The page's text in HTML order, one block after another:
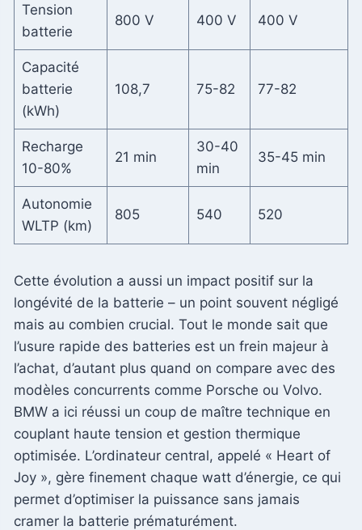
Tension
batterie
800 V 400 V 400 V
Capacité
batterie
(kWh)
108,7 75-82 77-82
Recharge
10-80%
21 min
30-40
min
35-45 min
Autonomie
WLTP (km)
805 540 520
Cette évolution a aussi un impact positif sur la
longévité de la batterie – un point souvent négligé
mais au combien crucial. Tout le monde sait que
l’usure rapide des batteries est un frein majeur à
l’achat, d’autant plus quand on compare avec des
modèles concurrents comme Porsche ou Volvo.
BMW a ici réussi un coup de maître technique en
couplant haute tension et gestion thermique
optimisée. L’ordinateur central, appelé « Heart of
Joy », gère finement chaque watt d’énergie, ce qui
permet d’optimiser la puissance sans jamais
cramer la batterie prématurément.